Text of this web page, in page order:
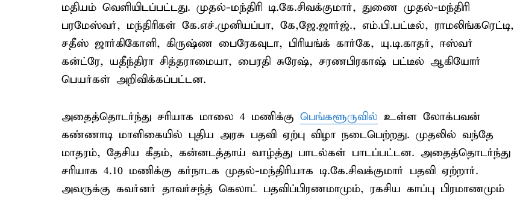
மதியம் வெளியிடப்பட்டது. முதல்-மந்திரி டி.கே.சிவக்குமார், துணை முதல்-மந்திரி
பரமேஸ்வர், மந்திரிகள் கே.எச்.முனியப்பா, கே,ஜே.ஜார்ஜ்., எம்.பி.பட்டீல், ராமலிங்கரெட்டி,
சதீஸ் ஜார்கிகோளி, கிருஷ்ண பைரேகவுடா, பிரியங்க் கார்கே, யு.டி.காதர், ஈஸ்வர்
கன்ட்ரே, யதீந்திரா சித்தராமையா, பைரதி சுரேஷ், சரணபிரகாஷ் பட்டீல் ஆகியோர்
பெயர்கள் அறிவிக்கப்பட்டன.
அதைத்தொடர்ந்து சரியாக மாலை 4 மணிக்கு பெங்களூருவில் உள்ள லோக்பவன்
கண்ணாடி மாளிகையில் புதிய அரசு பதவி ஏற்பு விழா நடைபெற்றது. முதலில் வந்தே
மாதரம், தேசிய கீதம், கன்னடத்தாய் வாழ்த்து பாடல்கள் பாடப்பட்டன. அதைத்தொடர்ந்து
சரியாக 4.10 மணிக்கு கர்நாடக முதல்-மந்திரியாக டி.கே.சிவக்குமார் பதவி ஏற்றார்.
அவருக்கு கவர்னர் தாவர்சந்த் கெலாட் பதவிப்பிரணமாமும், ரகசிய காப்பு பிரமாணமும்